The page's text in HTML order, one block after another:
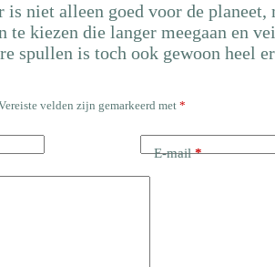
is niet alleen goed voor de
te kiezen die langer meegaan en
spullen is toch ook gewoon heel
velden zijn gemarkeerd met *
E-mail*